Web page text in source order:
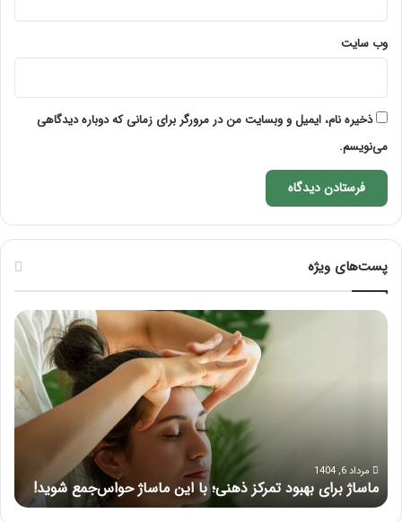
وب‌ سایت
ذخیره نام، ایمیل و وبسایت من در مرورگر برای زمانی که دوباره دیدگاهی
می‌نویسم.
پست‌های ویژه
ماساژ
حواس‌جمع
شوید!
مرداد 6, 1404
ماساژ برای بهبود تمرکز ذهنی؛ با این ماساژ حواس‌جمع شوید!
از